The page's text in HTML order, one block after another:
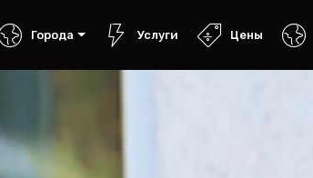
Города Услуги Цены